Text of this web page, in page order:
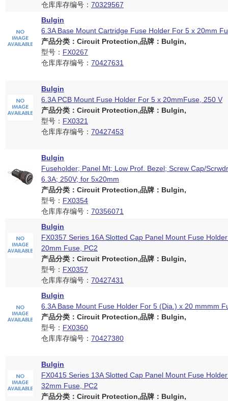
仓库库存编号： 70329567
Bulgin
6.3A Base Mount Cartridge Fuse Holder For 5 x 20mm
产品分类：Circuit Protection,品牌：Bulgin,
型号： FX0267
仓库库存编号： 70427631
Bulgin
6.3A PCB Mount Fuse Holder For 5 x 20mmFuse, 250 V
产品分类：Circuit Protection,品牌：Bulgin,
型号： FX0321
仓库库存编号： 70427453
Bulgin
Fuseholder; Panel Mt; Low Prof. Bezel; Screw Cap/
6.3A; 250V; for 5x20mm
产品分类：Circuit Protection,品牌：Bulgin,
型号： FX0354
仓库库存编号： 70356071
Bulgin
FX0357 Series 16A Slotted Cap Panel Mount Fuse
20mm Fuse, PC2
产品分类：Circuit Protection,品牌：Bulgin,
型号： FX0357
仓库库存编号： 70427431
Bulgin
6.3A Base Mount Fuse Holder For 5 (Dia.) x 20 mmmm
产品分类：Circuit Protection,品牌：Bulgin,
型号： FX0360
仓库库存编号： 70427380
Bulgin
FX0415 Series 13A Slotted Cap Panel Mount Fuse
32mm Fuse, PC2
产品分类：Circuit Protection,品牌：Bulgin,